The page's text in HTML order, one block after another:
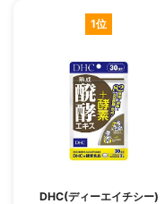
1位
DHC(ディーエイチシー)